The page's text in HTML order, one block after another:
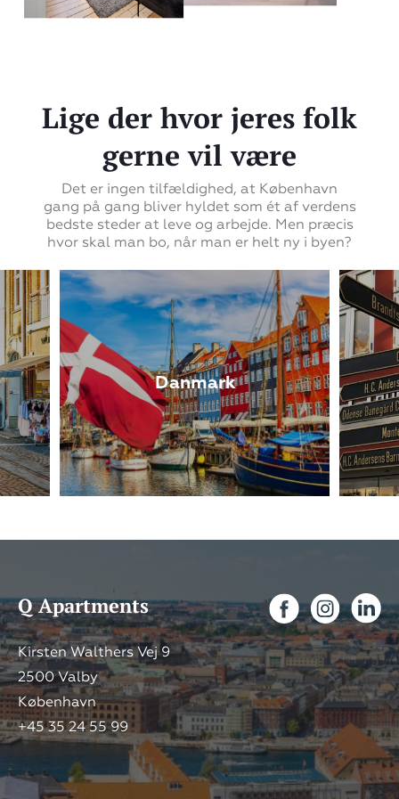
Lige der hvor jeres folk
gerne vil være
Det er ingen tilfældighed, at København
gang på gang bliver hyldet som ét af verdens
bedste steder at leve og arbejde. Men præcis
hvor skal man bo, når man er helt ny i byen?
Danmark
Q Apartments
Kirsten Walthers Vej 9
2500 Valby
København
+45 35 24 55 99